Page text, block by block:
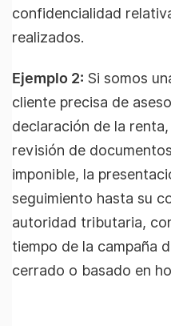
confidencialidad
realizados.
Ejemplo 2: Si somos
cliente precisa de
declaración de la
revisión de
imponible, la
seguimiento hasta su
autoridad tributaria,
tiempo de la campaña
cerrado o basado en